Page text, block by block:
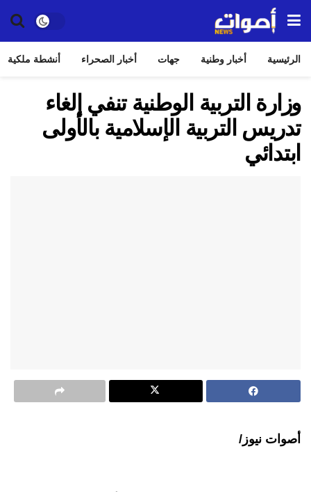
الرئيسية أخبار وطنية جهات أخبار الصحراء أنشطة ملكية
وزارة التربية الوطنية تنفي إلغاء
تدريس التربية الإسلامية بالأولى
ابتدائي
أصوات نيوز/